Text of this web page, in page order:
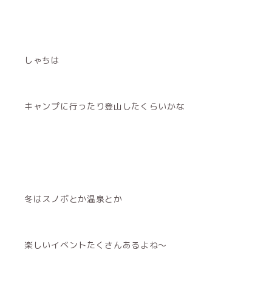
しゃちは
キャンプに行ったり登山したくらいかな
冬はスノボとか温泉とか
楽しいイベントたくさんあるよね〜